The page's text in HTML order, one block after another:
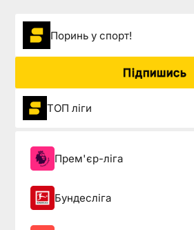
Поринь у спорт!
Підпишись
ТОП ліги
Прем'єр-ліга
Бундесліга